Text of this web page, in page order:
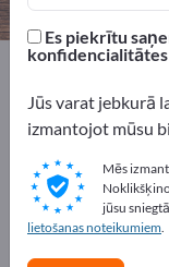
Exportpages
Tīrīšanas ierīces
Pieprasījumi –
Es piekrītu
konfidencialitātes
Jūs varat jebkurā
izmantojot mūsu
Mēs
jūsu
lietošanas noteikumiem.